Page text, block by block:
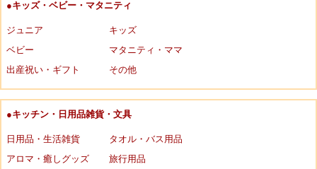
●キッズ・ベビー・マタニティ
ジュニア
キッズ
ベビー
マタニティ・ママ
出産祝い・ギフト
その他
●キッチン・日用品雑貨・文具
日用品・生活雑貨
タオル・バス用品
アロマ・癒しグッズ
旅行用品